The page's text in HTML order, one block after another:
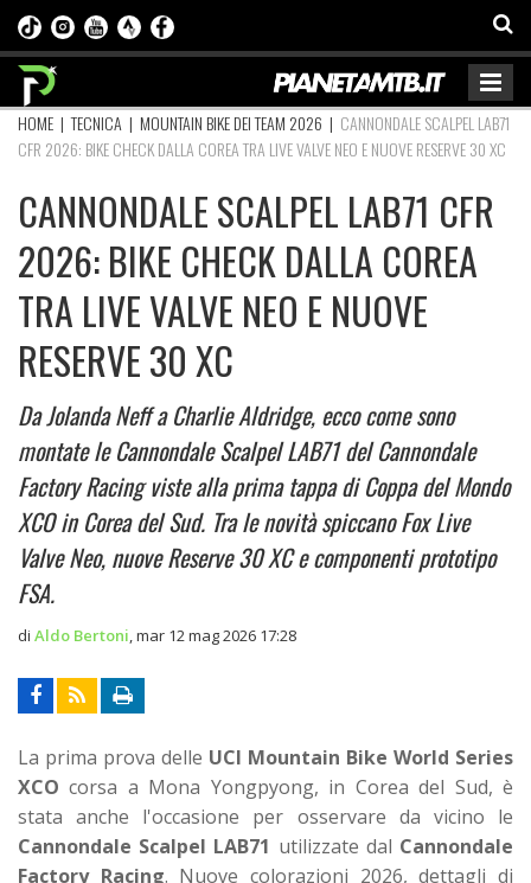
HOME |TECNICA | MOUNTAIN BIKE DEI TEAM 2026 | CANNONDALE SCALPEL LAB71
CFR 2026: BIKE CHECK DALLA COREA TRA LIVE VALVE NEO E NUOVE RESERVE 30 XC
CANNONDALE SCALPEL LAB71 CFR
2026: BIKE CHECK DALLA COREA
TRA LIVE VALVE NEO E NUOVE
RESERVE 30 XC
Da Jolanda Neff a Charlie Aldridge, ecco come sono
montate le Cannondale Scalpel LAB71 del Cannondale
Factory Racing viste alla prima tappa di Coppa del Mondo
XCO in Corea del Sud. Tra le novità spiccano Fox Live
Valve Neo, nuove Reserve 30 XC e componenti prototipo
FSA.
di Aldo Bertoni mar 12 mag 2026 17:28
La prima prova delle UCI Mountain Bike World Series
XCO corsa a Mona Yongpyong, in Corea del Sud, è
stata anche l'occasione per osservare da vicino le
Cannondale Scalpel LAB71 utilizzate dal Cannondale
Factory Racing. Nuove colorazioni 2026, dettagli di